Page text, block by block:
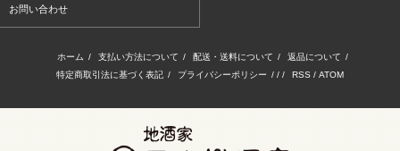
お問い合わせ
ホーム / 支払い方法について / 配送・送料について / 返品について /
特定商取引法に基づく表記 / プライバシーポリシー / / / RSS / ATOM